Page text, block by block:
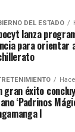
DEL ESTADO
lanza
para orientar
gran éxito
‘Padrinos
I